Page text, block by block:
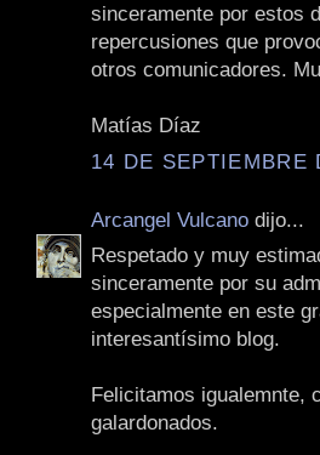
sinceramente por estos
repercusiones que
otros comunicadores.
Matías Díaz
14 DE SEPTIEMBRE
Arcangel Vulcano dijo...
Respetado y muy
sinceramente por su
especialmente en este
interesantísimo blog.
Felicitamos igualemnte,
galardonados.